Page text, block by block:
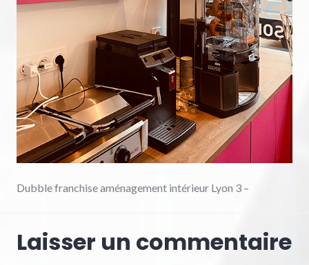
Dubble franchise aménagement intérieur Lyon 3 –
Laisser un commentaire